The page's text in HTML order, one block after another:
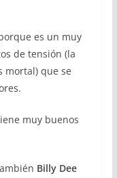
es un muy
de tensión (la
mortal) que se
muy buenos
Billy Dee